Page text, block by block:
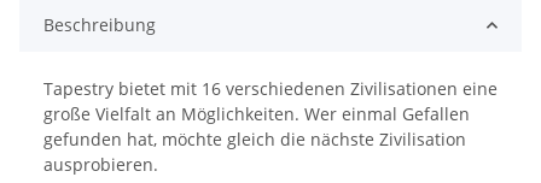
Beschreibung
Tapestry bietet mit 16 verschiedenen Zivilisationen eine
große Vielfalt an Möglichkeiten. Wer einmal Gefallen
gefunden hat, möchte gleich die nächste Zivilisation
ausprobieren.